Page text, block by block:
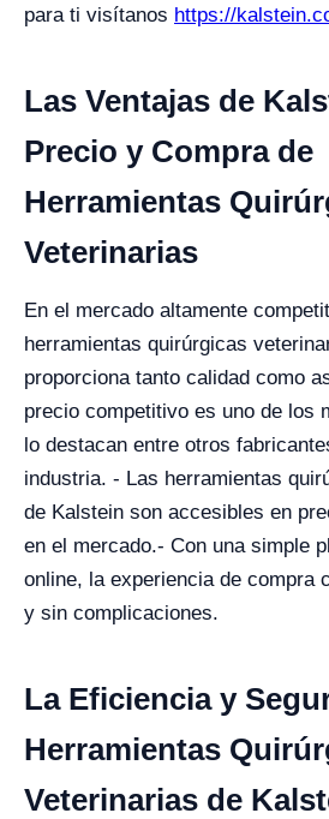
para ti visítanos https://
Las Ventajas de
Precio y Compra de
Herramientas
Veterinarias
En el mercado altamente
herramientas quirúrgicas
proporciona tanto calidad como
precio competitivo es uno de los
lo destacan entre otros
industria. - Las herramientas
de Kalstein son accesibles en
en el mercado.- Con una simple
online, la experiencia de compra
y sin complicaciones.
La Eficiencia y
Herramientas
Veterinarias de